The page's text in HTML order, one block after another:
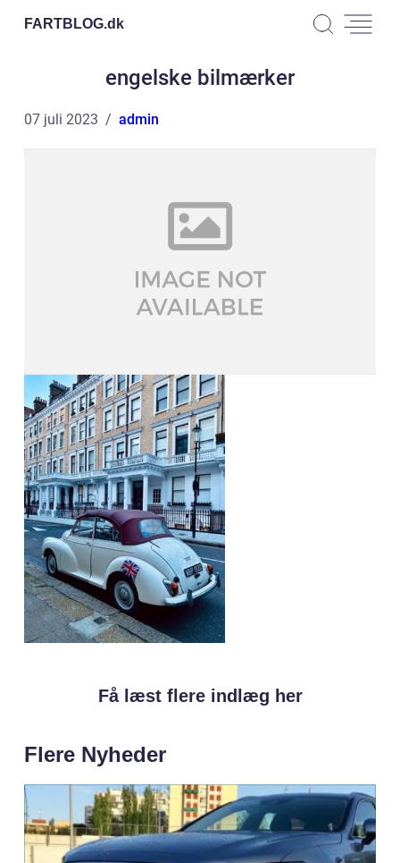
FARTBLOG.dk
engelske bilmærker
07 juli 2023 admin
Få læst flere indlæg her
Flere Nyheder